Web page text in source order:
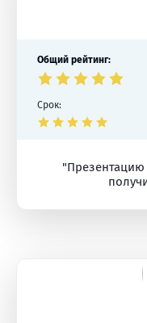
Общий рейтинг:
Срок:
"Презентацию